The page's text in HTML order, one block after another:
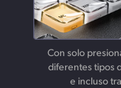
Con solo
diferentes tipos
e incluso